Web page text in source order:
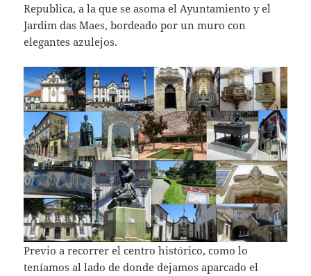
Republica, a la que se asoma el Ayuntamiento y el
Jardim das Maes, bordeado por un muro con
elegantes azulejos.
Previo a recorrer el centro histórico, como lo
teníamos al lado de donde dejamos aparcado el